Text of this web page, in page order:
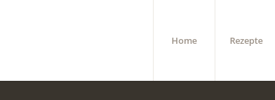
Home Rezepte